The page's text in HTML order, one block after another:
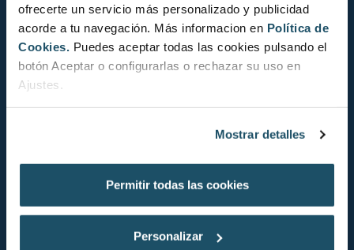
ofrecerte un servicio más personalizado y publicidad
acorde a tu navegación. Más informacion en Política de
Cookies. Puedes aceptar todas las cookies pulsando el
botón Aceptar o configurarlas o rechazar su uso en
Ajustes.
Mostrar detalles
Permitir todas las cookies
Personalizar
Moll d'Espanya del Port Vell, s/n
08039 Barcelona
Tel.Tel. +34 932 21 74 74